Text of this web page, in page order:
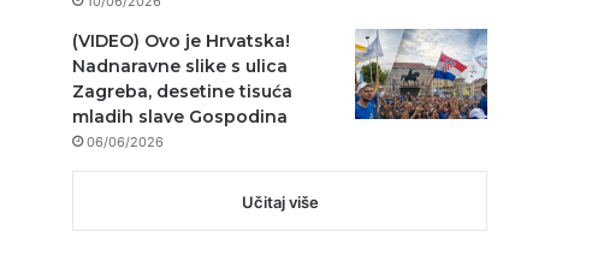
(VIDEO) Ovo je Hrvatska!
Nadnaravne slike s ulica
Zagreba, desetine tisuća
mladih slave Gospodina
06/06/2026
Učitaj više